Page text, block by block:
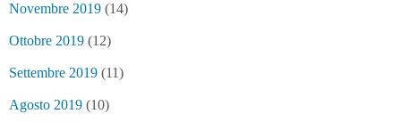
Novembre 2019 (14)
Ottobre 2019 (12)
Settembre 2019 (11)
Agosto 2019 (10)